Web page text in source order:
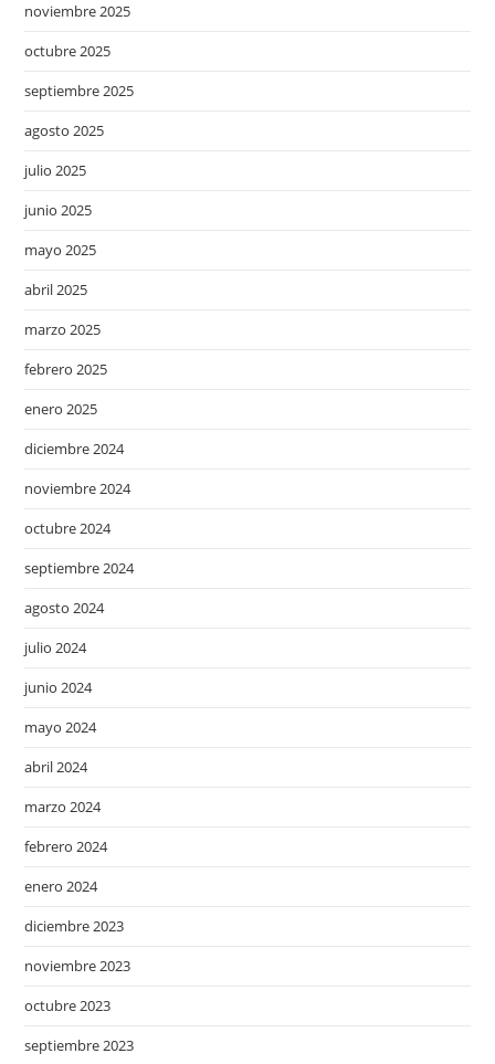
noviembre 2025
octubre 2025
septiembre 2025
agosto 2025
julio 2025
junio 2025
mayo 2025
abril 2025
marzo 2025
febrero 2025
enero 2025
diciembre 2024
noviembre 2024
octubre 2024
septiembre 2024
agosto 2024
julio 2024
junio 2024
mayo 2024
abril 2024
marzo 2024
febrero 2024
enero 2024
diciembre 2023
noviembre 2023
octubre 2023
septiembre 2023